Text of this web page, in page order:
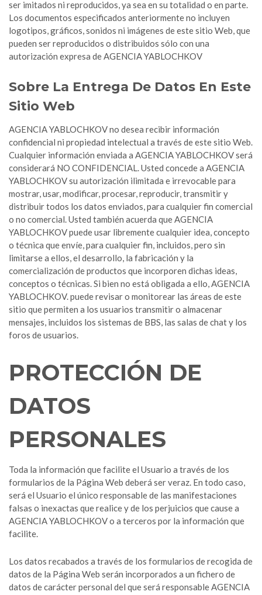
ser imitados ni reproducidos, ya sea en su totalidad o en parte.
Los documentos especificados anteriormente no incluyen
logotipos, gráficos, sonidos ni imágenes de este sitio Web, que
pueden ser reproducidos o distribuidos sólo con una
autorización expresa de AGENCIA YABLOCHKOV
Sobre La Entrega De Datos En Este
Sitio Web
AGENCIA YABLOCHKOV no desea recibir información
confidencial ni propiedad intelectual a través de este sitio Web.
Cualquier información enviada a AGENCIA YABLOCHKOV será
considerará NO CONFIDENCIAL. Usted concede a AGENCIA
YABLOCHKOV su autorización ilimitada e irrevocable para
mostrar, usar, modificar, procesar, reproducir, transmitir y
distribuir todos los datos enviados, para cualquier fin comercial
o no comercial. Usted también acuerda que AGENCIA
YABLOCHKOV puede usar libremente cualquier idea, concepto
o técnica que envíe, para cualquier fin, incluidos, pero sin
limitarse a ellos, el desarrollo, la fabricación y la
comercialización de productos que incorporen dichas ideas,
conceptos o técnicas. Si bien no está obligada a ello, AGENCIA
YABLOCHKOV. puede revisar o monitorear las áreas de este
sitio que permiten a los usuarios transmitir o almacenar
mensajes, incluidos los sistemas de BBS, las salas de chat y los
foros de usuarios.
PROTECCIÓN DE
DATOS
PERSONALES
Toda la información que facilite el Usuario a través de los
formularios de la Página Web deberá ser veraz. En todo caso,
será el Usuario el único responsable de las manifestaciones
falsas o inexactas que realice y de los perjuicios que cause a
AGENCIA YABLOCHKOV o a terceros por la información que
facilite.
Los datos recabados a través de los formularios de recogida de
datos de la Página Web serán incorporados a un fichero de
datos de carácter personal del que será responsable AGENCIA